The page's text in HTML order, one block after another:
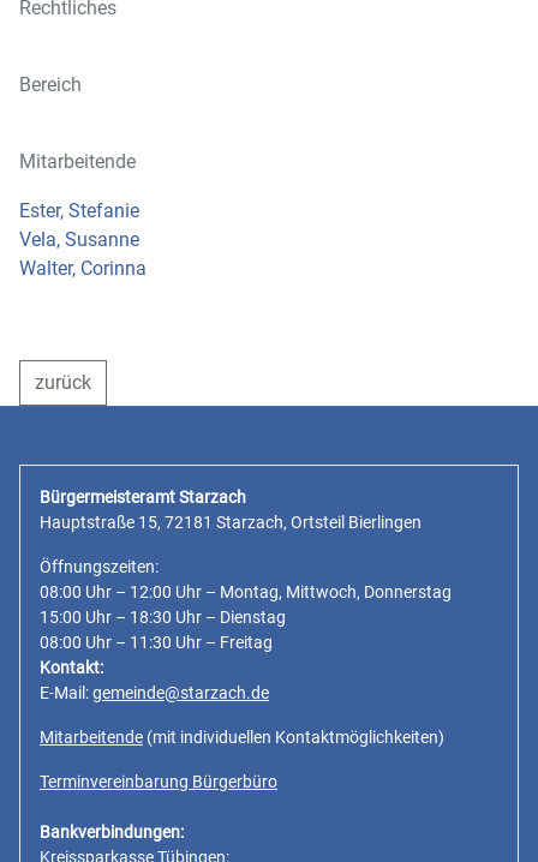
Rechtliches
Bereich
Mitarbeitende
Ester, Stefanie
Vela, Susanne
Walter, Corinna
zurück
Bürgermeisteramt Starzach
Hauptstraße 15, 72181 Starzach, Ortsteil Bierlingen
Öffnungszeiten:
08:00 Uhr – 12:00 Uhr – Montag, Mittwoch, Donnerstag
15:00 Uhr – 18:30 Uhr – Dienstag
08:00 Uhr – 11:30 Uhr – Freitag
Kontakt:
E-Mail:gemeinde@starzach.de
Mitarbeitende (mit individuellen Kontaktmöglichkeiten)
Terminvereinbarung Bürgerbüro
Bankverbindungen:
Kreissparkasse Tübingen: